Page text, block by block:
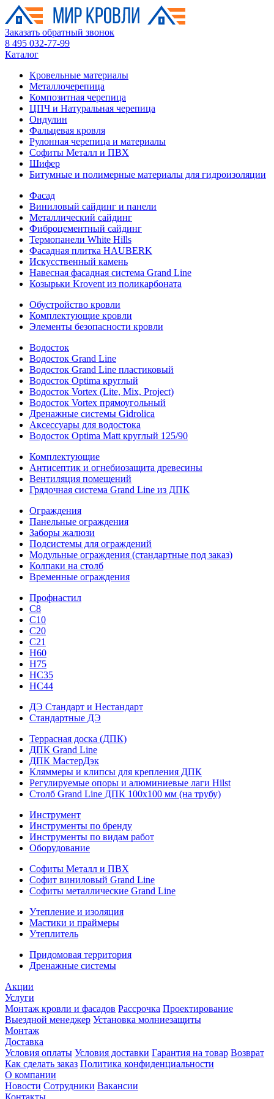
Заказать обратный звонок
8 495 032-77-99
Каталог
Кровельные материалы
Металлочерепица
Композитная черепица
ЦПЧ и Натуральная черепица
Ондулин
Фальцевая кровля
Рулонная черепица и материалы
Софиты Металл и ПВХ
Шифер
Битумные и полимерные материалы для гидроизоляции
Фасад
Виниловый сайдинг и панели
Металлический сайдинг
Фиброцементный сайдинг
Термопанели White Hills
Фасадная плитка HAUBERK
Искусственный камень
Навесная фасадная система Grand Line
Козырьки Krovent из поликарбоната
Обустройство кровли
Комплектующие кровли
Элементы безопасности кровли
Водосток
Водосток Grand Line
Водосток Grand Line пластиковый
Водосток Optima круглый
Водосток Vortex (Lite, Mix, Project)
Водосток Vortex прямоугольный
Дренажные системы Gidrolica
Аксессуары для водостока
Водосток Optima Matt круглый 125/90
Комплектующие
Антисептик и огнебиозащита древесины
Вентиляция помещений
Грядочная система Grand Line из ДПК
Ограждения
Панельные ограждения
Заборы жалюзи
Подсистемы для ограждений
Модульные ограждения (стандартные под заказ)
Колпаки на столб
Временные ограждения
Профнастил
С8
С10
С20
С21
H60
H75
HС35
НС44
ДЭ Стандарт и Нестандарт
Стандартные ДЭ
Террасная доска (ДПК)
ДПК Grand Line
ДПК МастерДэк
Кляммеры и клипсы для крепления ДПК
Регулируемые опоры и алюминиевые лаги Hilst
Столб Grand Line ДПК 100х100 мм (на трубу)
Инструмент
Инструменты по бренду
Инструменты по видам работ
Оборудование
Софиты Металл и ПВХ
Софит виниловый Grand Line
Софиты металлические Grand Line
Утепление и изоляция
Мастики и праймеры
Утеплитель
Придомовая территория
Дренажные системы
Акции
Услуги
Монтаж кровли и фасадов Рассрочка Проектирование
Выездной менеджер Установка молниезащиты
Монтаж
Доставка
Условия оплаты Условия доставки Гарантия на товар Возврат
Как сделать заказ Политика конфиденциальности
О компании
Новости Сотрудники Вакансии
Контакты